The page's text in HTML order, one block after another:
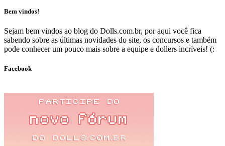
Bem vindos!
Sejam bem vindos ao blog do Dolls.com.br, por aqui você fica
sabendo sobre as últimas novidades do site, os concursos e também
pode conhecer um pouco mais sobre a equipe e dollers incríveis! (:
Facebook